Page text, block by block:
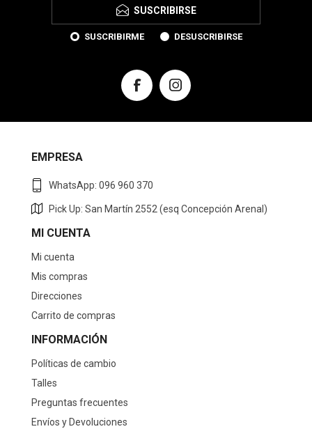
SUSCRIBIRSE
SUSCRIBIRME DESUSCRIBIRSE
EMPRESA
WhatsApp: 096 960 370
Pick Up: San Martín 2552 (esq Concepción Arenal)
MI CUENTA
Mi cuenta
Mis compras
Direcciones
Carrito de compras
INFORMACIÓN
Políticas de cambio
Talles
Preguntas frecuentes
Envíos y Devoluciones